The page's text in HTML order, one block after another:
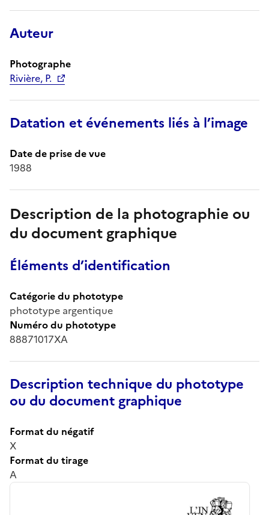
Auteur
Photographe
Rivière, P.
Datation et événements liés à l’image
Date de prise de vue
1988
Description de la photographie ou
du document graphique
Éléments d’identification
Catégorie du phototype
phototype argentique
Numéro du phototype
88871017XA
Description technique du phototype
ou du document graphique
Format du négatif
X
Format du tirage
A